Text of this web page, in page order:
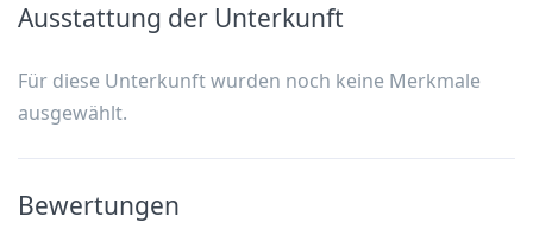
Ausstattung der Unterkunft
Für diese Unterkunft wurden noch keine Merkmale
ausgewählt.
Bewertungen